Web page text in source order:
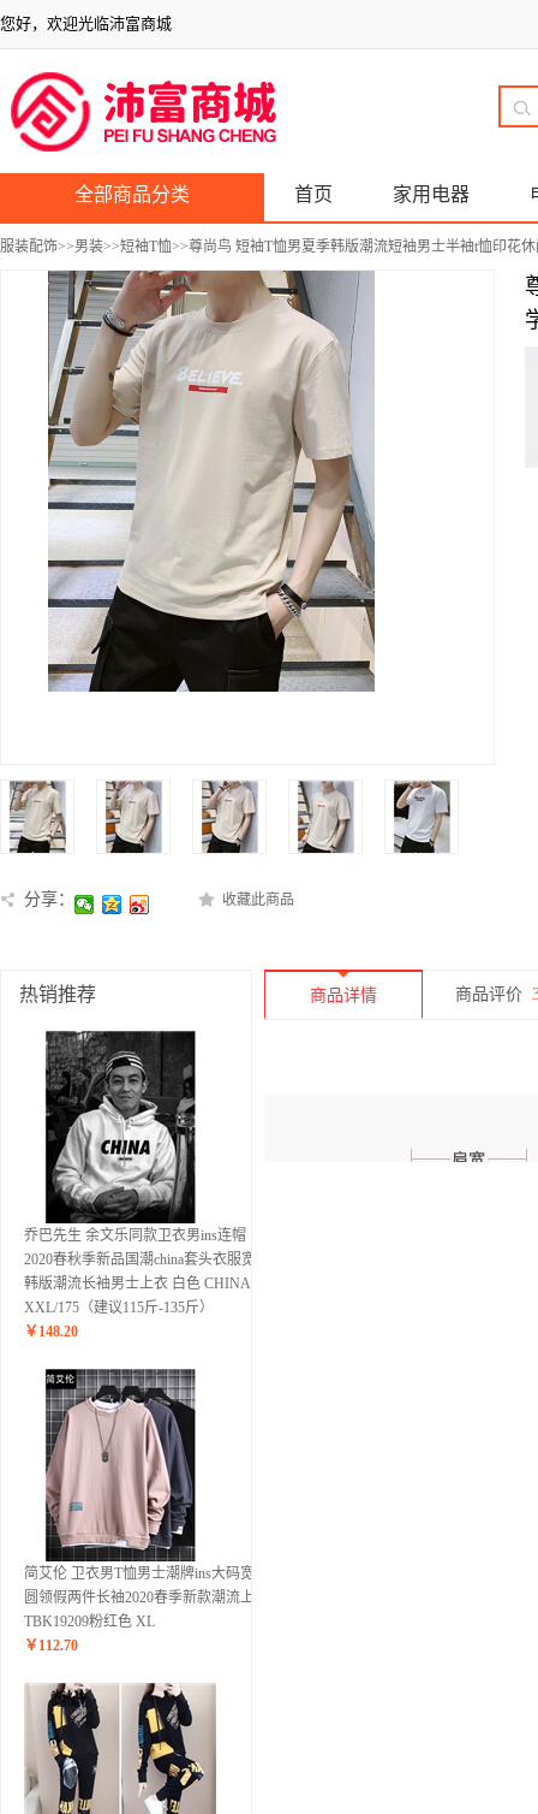
您好，欢迎光临沛富商城
全部商品分类 首页 家用电器
服装配饰>>男装>>短袖T恤>>尊尚鸟 短袖T恤男夏季韩版潮流短袖男士半袖t恤印花
分享： 收藏此商品
热销推荐
乔巴先生 余文乐同款卫衣男ins连帽
2020春秋季新品国潮china套头衣服宽松
韩版潮流长袖男士上衣 白色 CHINA
XXL/175（建议115斤-135斤）
￥ 148.20
简艾伦 卫衣男T恤男士潮牌ins大码宽松
圆领假两件长袖2020春季新款潮流上衣
TBK19209粉红色 XL
￥ 112.70
商品详情 商品评价